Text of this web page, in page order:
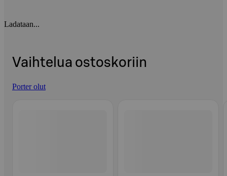
Ladataan...
Vaihtelua ostoskoriin
Porter olut